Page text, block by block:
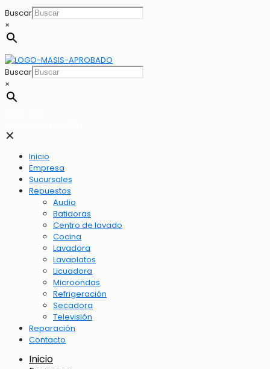
Buscar
×
Buscar
×
✕
Inicio
Empresa
Sucursales
Repuestos
Audio
Batidoras
Centro de lavado
Cocina
Lavadora
Lavaplatos
Licuadora
Microondas
Refrigeración
Secadora
Televisión
Reparación
Contacto
Inicio